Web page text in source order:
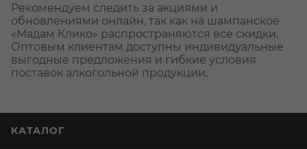
Рекомендуем следить за акциями и
обновлениями онлайн, так как на шампанское
«Мадам Клико» распространяются все скидки.
Оптовым клиентам доступны индивидуальные
выгодные предложения и гибкие условия
поставок алкогольной продукции.
КАТАЛОГ